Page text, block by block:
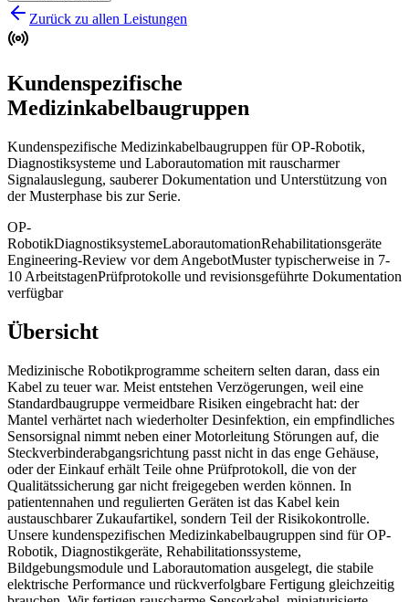
Zurück zu allen Leistungen
Kundenspezifische
Medizinkabelbaugruppen
Kundenspezifische Medizinkabelbaugruppen für OP-Robotik,
Diagnostiksysteme und Laborautomation mit rauscharmer
Signalauslegung, sauberer Dokumentation und Unterstützung von
der Musterphase bis zur Serie.
OP-
RobotikDiagnostiksystemeLaborautomationRehabilitationsgeräte
Engineering-Review vor dem AngebotMuster typischerweise in 7-
10 ArbeitstagenPrüfprotokolle und revisionsgeführte Dokumentation
verfügbar
Übersicht
Medizinische Robotikprogramme scheitern selten daran, dass ein
Kabel zu teuer war. Meist entstehen Verzögerungen, weil eine
Standardbaugruppe vermeidbare Risiken eingebracht hat: der
Mantel verhärtet nach wiederholter Desinfektion, ein empfindliches
Sensorsignal nimmt neben einer Motorleitung Störungen auf, die
Steckverbinderabgangsrichtung passt nicht in das enge Gehäuse,
oder der Einkauf erhält Teile ohne Prüfprotokoll, die von der
Qualitätssicherung gar nicht freigegeben werden können. In
patientennahen und regulierten Geräten ist das Kabel kein
austauschbarer Zukaufartikel, sondern Teil der Risikokontrolle.
Unsere kundenspezifischen Medizinkabelbaugruppen sind für OP-
Robotik, Diagnostikgeräte, Rehabilitationssysteme,
Bildgebungsmodule und Laborautomation ausgelegt, die stabile
elektrische Performance und rückverfolgbare Fertigung gleichzeitig